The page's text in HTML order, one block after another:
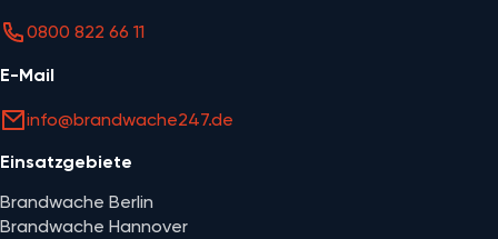
0800 822 66 11
E-Mail
info@brandwache247.de
Einsatzgebiete
Brandwache Berlin
Brandwache Hannover